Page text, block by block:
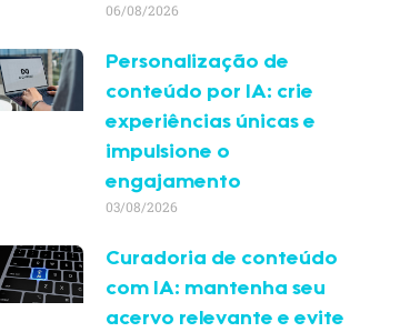
06/08/2026
Personalização de
conteúdo por IA: crie
experiências únicas e
impulsione o
engajamento
03/08/2026
Curadoria de conteúdo
com IA: mantenha seu
acervo relevante e evite